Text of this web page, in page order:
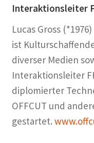
Interaktionsleiter
Lucas Gross
ist
diverser Medien
Interaktionsleiter
diplomierter
OFFCUT und
gestartet.